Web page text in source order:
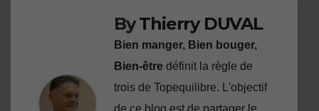
ByThierry DUVAL
Bien manger, Bien bouger,
Bien-être définit la règle de
trois de Topequilibre. L'objectif
de ce blog est de partager le